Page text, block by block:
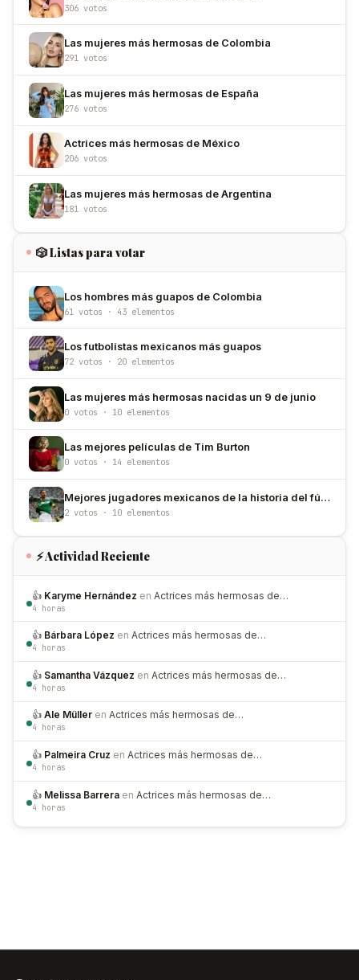
306 votos
Las mujeres más hermosas de Colombia
291 votos
Las mujeres más hermosas de España
276 votos
Actrices más hermosas de México
206 votos
Las mujeres más hermosas de Argentina
181 votos
🎲 Listas para votar
Los hombres más guapos de Colombia
61 votos · 43 elementos
Los futbolistas mexicanos más guapos
72 votos · 20 elementos
Las mujeres más hermosas nacidas un 9 de junio
0 votos · 10 elementos
Las mejores películas de Tim Burton
0 votos · 14 elementos
Mejores jugadores mexicanos de la historia del fútbol
2 votos · 10 elementos
⚡ Actividad Reciente
👍 Karyme Hernández en Actrices más hermosas de…
4 horas
👍 Bárbara López en Actrices más hermosas de…
4 horas
👍 Samantha Vázquez en Actrices más hermosas de…
4 horas
👍 Ale Müller en Actrices más hermosas de…
4 horas
👍 Palmeira Cruz en Actrices más hermosas de…
4 horas
👍 Melissa Barrera en Actrices más hermosas de…
4 horas